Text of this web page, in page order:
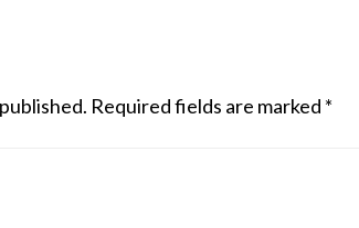
Required fields are marked *